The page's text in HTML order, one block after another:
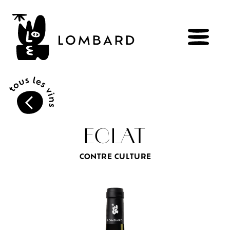
Explorer les
& Rhône
culture
Gammes
ECLAT
CONTRE CULTURE